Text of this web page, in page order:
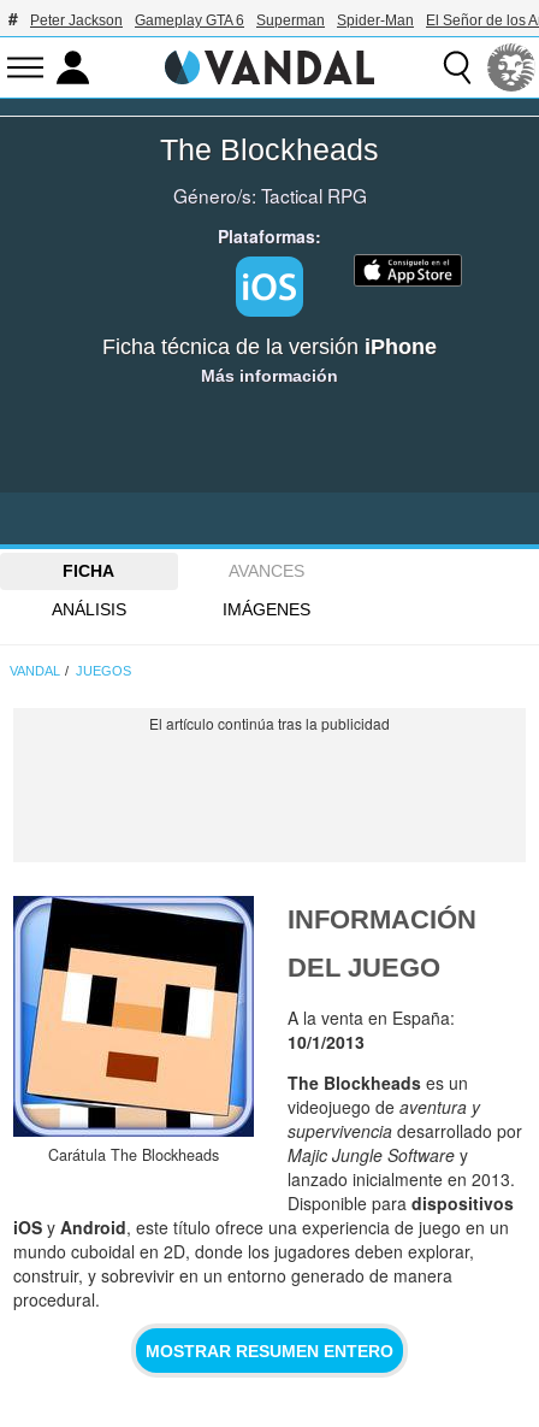
Peter Jackson Gameplay GTA 6 Superman Spider-Man El Señor de los
The Blockheads
Género/s: Tactical RPG
Plataformas:
Ficha técnica de la versión iPhone
Más información
FICHA
AVANCES
ANÁLISIS
IMÁGENES
VANDAL JUEGOS
Carátula The Blockheads
INFORMACIÓN
DEL JUEGO
A la venta en España:
10/1/2013
The Blockheads es un
videojuego deaventura y
supervivencia desarrollado por
Majic Jungle Software y
lanzado inicialmente en 2013.
Disponible paradispositivos
iOS yAndroid, este título ofrece una experiencia de juego en un
mundo cuboidal en 2D, donde los jugadores deben explorar,
construir, y sobrevivir en un entorno generado de manera
procedural.
MOSTRAR RESUMEN ENTERO